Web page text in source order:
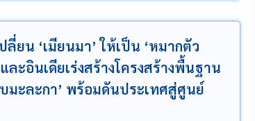
ยน ‘เมียนมา’ ให้เป็น ‘หมากตัว
ะอินเดียเร่งสร้างโครงสร้างพื้นฐาน
มะละกา’ พร้อมดันประเทศสู่ศูนย์